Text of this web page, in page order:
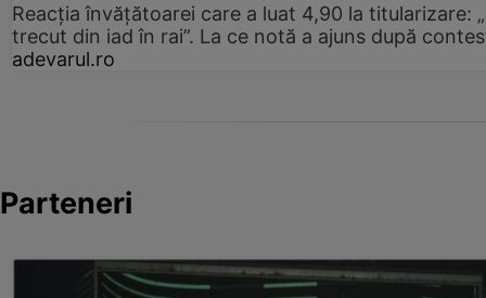
Reacția învățătoarei care a luat 4,90 la titularizare:
trecut din iad în rai”. La ce notă a ajuns după
adevarul.ro
Parteneri